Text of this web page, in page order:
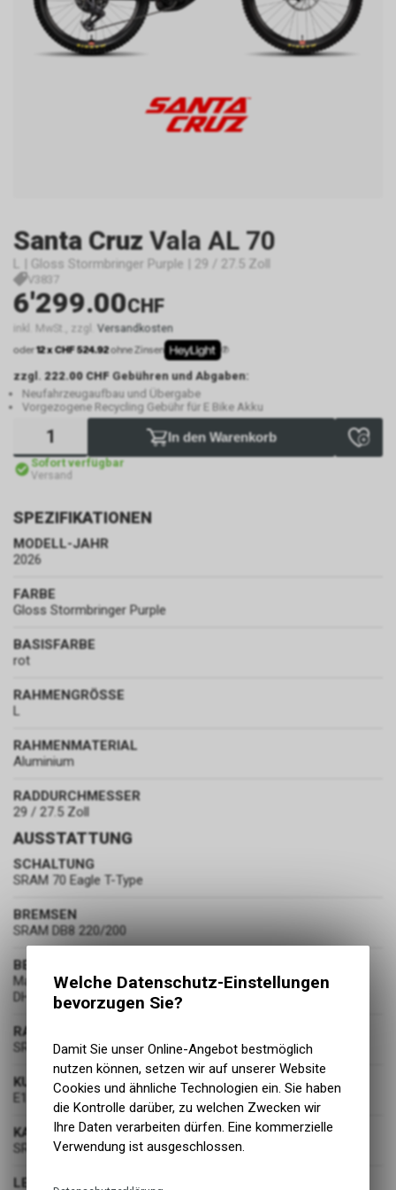
Santa Cruz Vala AL 70
L | Gloss Stormbringer Purple | 29 / 27.5 Zoll
V3837
6'299.00CHF
inkl. MwSt., zzgl. Versandkosten
oder12 x CHF 524.92ohne Zinsen
zzgl. 222.00 CHF Gebühren und Abgaben:
Neufahrzeugaufbau und Übergabe
Vorgezogene Recycling Gebühr für E Bike Akku
In den Warenkorb
Sofort verfügbar
Versand
SPEZIFIKATIONEN
MODELL-JAHR
2026
FARBE
Gloss Stormbringer Purple
BASISFARBE
rot
RAHMENGRÖSSE
L
RAHMENMATERIAL
Aluminium
RADDURCHMESSER
29 / 27.5 Zoll
AUSSTATTUNG
SCHALTUNG
SRAM 70 Eagle T-Type
BREMSEN
SRAM DB8 220/200
BEREIFUNG
Maxxis Assegai 29"x2.5", 3C MaxxGrip, EXO+/Maxxis Minion
DHRII, 27.5"x2.5", DoubleDown
RADSATZ
SRAM MTH 746/ Reserve 30|HD AL
KURBELGARNITUR
E13 Helix eSpec, 160mm
KASSETTE
SRAM XS 1270 Eagle T-Type, 10-52t
LENKER
Welche Datenschutz-Einstellungen
bevorzugen Sie?
Damit Sie unser Online-Angebot bestmöglich
nutzen können, setzen wir auf unserer Website
Cookies und ähnliche Technologien ein. Sie haben
die Kontrolle darüber, zu welchen Zwecken wir
Ihre Daten verarbeiten dürfen. Eine kommerzielle
Verwendung ist ausgeschlossen.